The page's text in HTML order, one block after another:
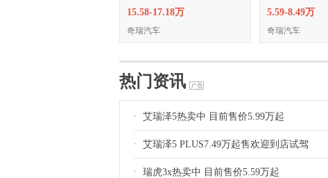
15.58-17.18万
奇瑞汽车
5.59-8.49万
奇瑞汽车
热门资讯
艾瑞泽5热卖中 目前售价5.99万起
艾瑞泽5 PLUS7.49万起售欢迎到店试驾
瑞虎3x热卖中 目前售价5.59万起